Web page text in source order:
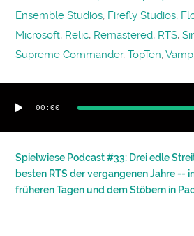
Ensemble Studios, Firefly Studios,
Microsoft, Relic, Remastered, RTS,
Supreme Commander, TopTen,
Player
00:00
Spielwiese Podcast #33: Drei edle
besten RTS der vergangenen Jahre --
früheren Tagen und dem Stöbern in